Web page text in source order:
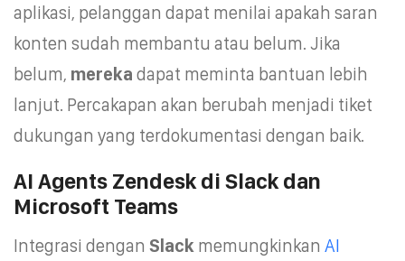
aplikasi, pelanggan dapat menilai apakah saran
konten sudah membantu atau belum. Jika
belum, mereka dapat meminta bantuan lebih
lanjut. Percakapan akan berubah menjadi tiket
dukungan yang terdokumentasi dengan baik.
AI Agents Zendesk di Slack dan
Microsoft Teams
Integrasi dengan Slack memungkinkan AI